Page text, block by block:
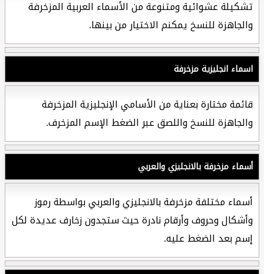
تشكيلة عشوائية ومتنوعة من الأسماء العربية المزخرفة
والجاهزة للنسخ يمكنم الاختيار من بينها.
اسماء انجليزية مزخرفة
قائمة مختارة بعناية من الأسامي الإنجليزية المزخرفة
والجاهزة للنسخ واللصق عبر الضغط الإسم المزخرف.
أسماء مزخرفة بالانجليزي والعربي
أسماء مختلفة مزخرفة بالانجليزي والعربي بواسطة رموز
وأشكال وحروف وأرقام نادرة حيث ستجدون زخارف عديدة لكل
إسم بعد الضغط عليه.